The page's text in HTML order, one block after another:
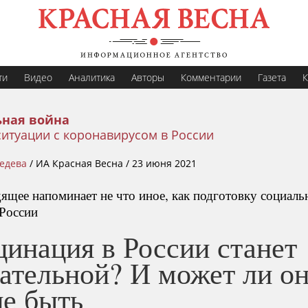
Видео Аналитика Авторы Комментарии Газета
война
с коронавирусом в России
/ ИА Красная Весна / 23 июня 2021
напоминает не что иное, как подготовку
в России станет
И может ли
быть